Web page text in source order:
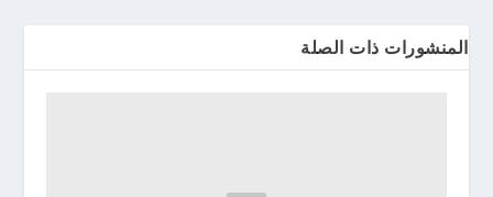
المنشورات ذات الصلة